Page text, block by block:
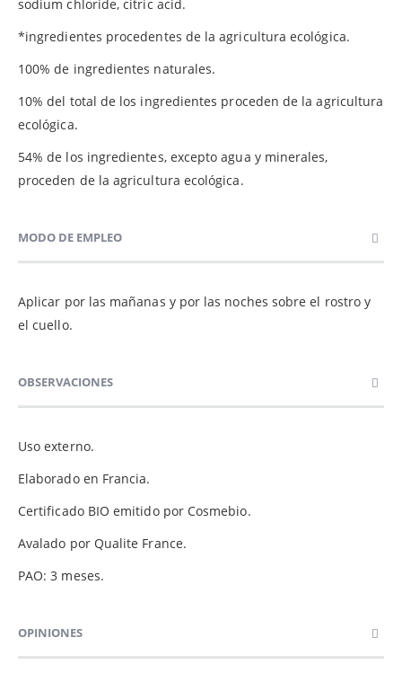
sodium chloride, citric acid.​
*ingredientes procedentes de la agricultura ecológica.
100% de ingredientes naturales.
10% del total de los ingredientes proceden de la agricultura
ecológica.
54% de los ingredientes, excepto agua y minerales,
proceden de la agricultura ecológica.
MODO DE EMPLEO
Aplicar por las mañanas y por las noches sobre el rostro y
el cuello.
OBSERVACIONES
Uso externo.
Elaborado en Francia.
Certificado BIO emitido por Cosmebio.
Avalado por Qualite France.
PAO: 3 meses.
OPINIONES